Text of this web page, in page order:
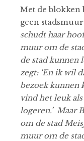
Met de blokken
geen stadsmuur
schudt haar
muur om de
de stad kunnen
zegt: ‘En ik wil
bezoek kunnen
vind het leuk
logeren.’ Maar
om de stad
muur om de